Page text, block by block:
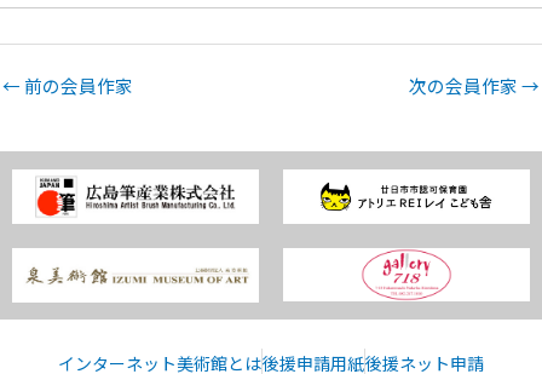
← 前の会員作家 次の会員作家→
インターネット美術館とは後援申請用紙後援ネット申請